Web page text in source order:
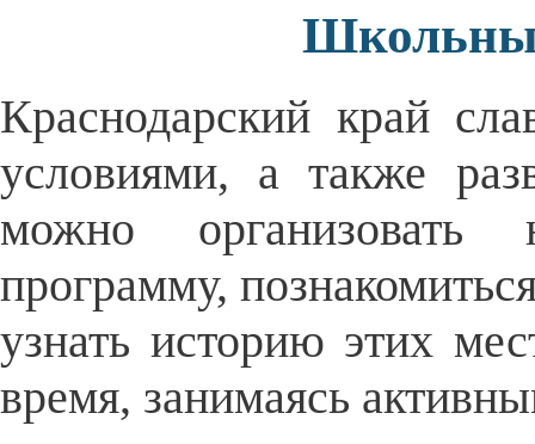
Краснодарский край
условиями, а также
можно организовать
программу,
узнать историю этих
время, занимаясь